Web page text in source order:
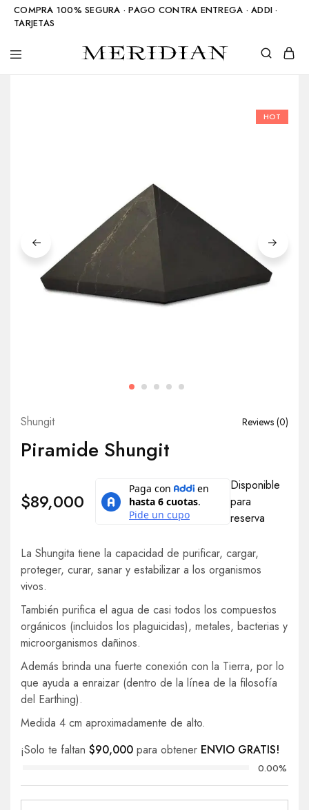
COMPRA 100% SEGURA · PAGO CONTRA ENTREGA · ADDI ·
TARJETAS
Meridian
Accesorios
HOT
Shungit Reviews (0)
Piramide Shungit
$89,000
Disponible
para
reserva
La Shungita tiene la capacidad de purificar, cargar,
proteger, curar, sanar y estabilizar a los organismos
vivos.
También purifica el agua de casi todos los compuestos
orgánicos (incluidos los plaguicidas), metales, bacterias y
microorganismos dañinos.
Además brinda una fuerte conexión con la Tierra, por lo
que ayuda a enraizar (dentro de la línea de la filosofía
del Earthing).
Medida 4 cm aproximadamente de alto.
¡Solo te faltan $90,000 para obtener ENVIO GRATIS!
0.00%